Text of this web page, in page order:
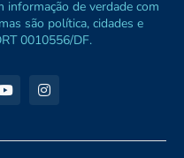
de verdade com
são política, cidades e
0010556/DF.